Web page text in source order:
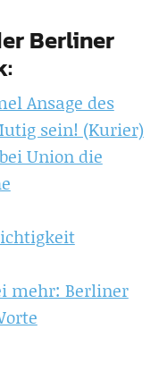
Berliner
Ansage des
sein! (Kurier)
Union die
mehr: Berliner